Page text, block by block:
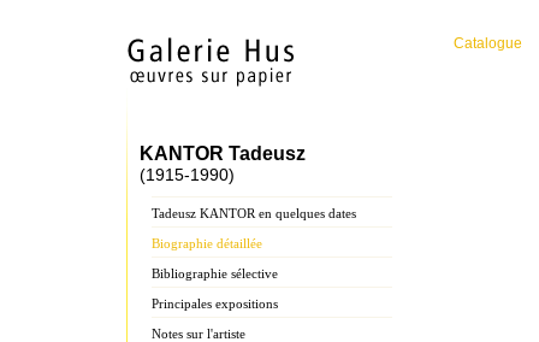
Catalogue
KANTOR Tadeusz
(1915-1990)
Tadeusz KANTOR en quelques dates
Biographie détaillée
Bibliographie sélective
Principales expositions
Notes sur l'artiste